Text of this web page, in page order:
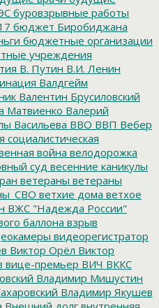
буровзрывные работы
бюджет Биробиджана
бюджетные организации
учреждения
В. Путин В.И. Ленин
Валдгейм
Валентин Брусиловский
Матвиенко Валерий
Васильева ВВО ВВП Вебер
социалистическая
война велодорожка
суд весенние каникулы
ветераны ветераны
ветхие дома ветхое
ВЖС "Надежда России"
баллона взрыв
видеорегистратор
Виктор Орёл Виктор
вице-премьер ВИЧ ВККС
Владимир Мишустин
Владимир Якушев